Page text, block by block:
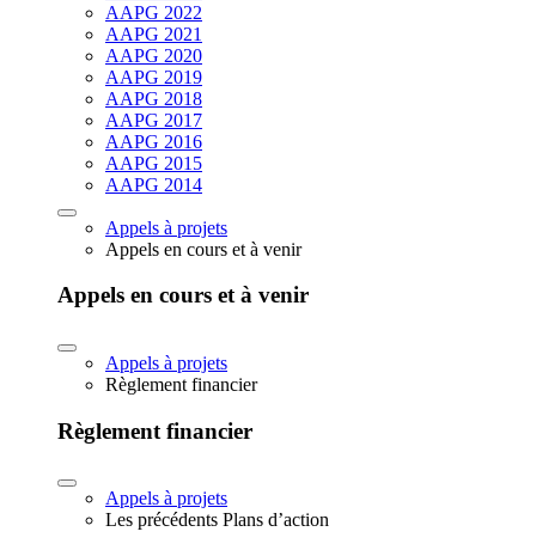
AAPG 2022
AAPG 2021
AAPG 2020
AAPG 2019
AAPG 2018
AAPG 2017
AAPG 2016
AAPG 2015
AAPG 2014
Appels à projets
Appels en cours et à venir
Appels en cours et à venir
Appels à projets
Règlement financier
Règlement financier
Appels à projets
Les précédents Plans d’action